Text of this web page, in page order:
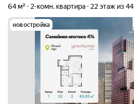
64 м²
2-комн. квартира 22 этаж из 44
новостройка